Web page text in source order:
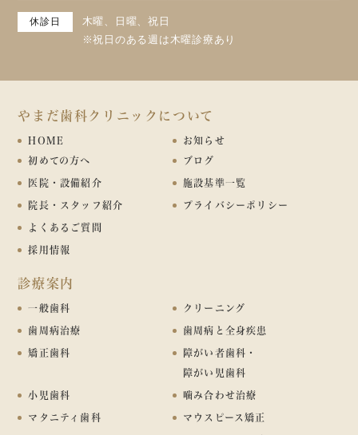
休診日
木曜、日曜、祝日
※祝日のある週は木曜診療あり
やまだ歯科クリニックについて
HOME
初めての方へ
医院・設備紹介
院長・スタッフ紹介
よくあるご質問
採用情報
お知らせ
ブログ
施設基準一覧
プライバシーポリシー
診療案内
一般歯科
クリーニング
歯周病治療
歯周病と全身疾患
矯正歯科
障がい者歯科・
障がい児歯科
小児歯科
噛み合わせ治療
マタニティ歯科
マウスピース矯正